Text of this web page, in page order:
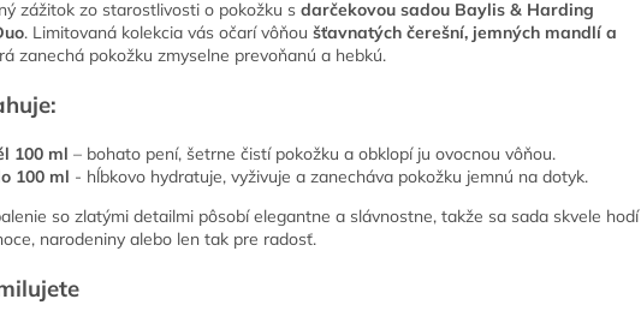
zážitok zo starostlivosti o pokožku sdarčekovou sadou Baylis & Harding
. Limitovaná kolekcia vás očarí vôňoušťavnatých čerešní, jemných mandlí a
zanechá pokožku zmyselne prevoňanú a hebkú.
100 ml – bohato pení, šetrne čistí pokožku a obklopí ju ovocnou vôňou.
100 ml - hĺbkovo hydratuje, vyživuje a zanecháva pokožku jemnú na dotyk.
so zlatými detailmi pôsobí elegantne a slávnostne, takže sa sada skvele hodí
narodeniny alebo len tak pre radosť.